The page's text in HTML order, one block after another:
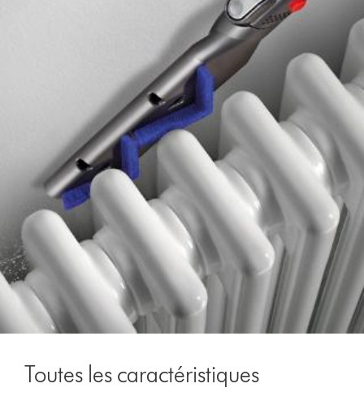
Toutes les caractéristiques